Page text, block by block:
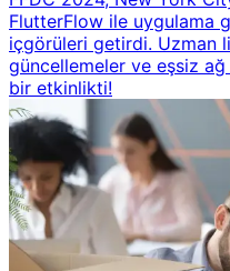
FlutterFlow ile uygulama
içgörüleri getirdi. Uzman
güncellemeler ve eşsiz
bir etkinlikti!